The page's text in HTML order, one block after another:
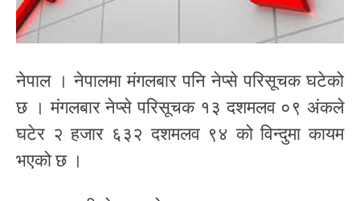
नेपाल । नेपालमा मंगलबार पनि नेप्से परिसूचक घटेको
छ । मंगलबार नेप्से परिसूचक १३ दशमलव ०९ अंकले
घटेर २ हजार ६३२ दशमलव ९४ को विन्दुमा कायम
भएको छ ।